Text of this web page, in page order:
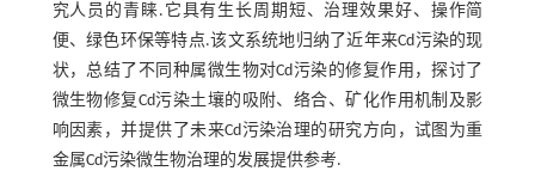
究人员的青睐.它具有生长周期短、治理效果好、操作简
便、绿色环保等特点.该文系统地归纳了近年来Cd污染的现
状，总结了不同种属微生物对Cd污染的修复作用，探讨了
微生物修复Cd污染土壤的吸附、络合、矿化作用机制及影
响因素，并提供了未来Cd污染治理的研究方向，试图为重
金属Cd污染微生物治理的发展提供参考.